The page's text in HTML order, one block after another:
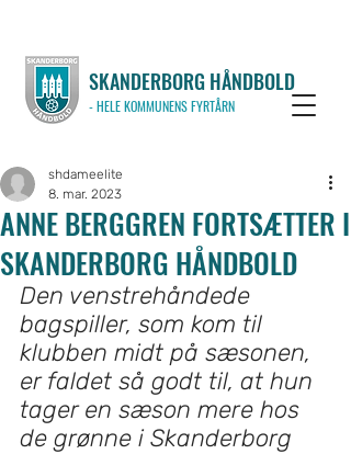
SKANDERBORG HÅNDBOLD
- HELE KOMMUNENS FYRTÅRN
ANNE BERGGREN FORTSÆTTER I
SKANDERBORG HÅNDBOLD
shdameelite
8. mar. 2023
Den venstrehåndede
bagspiller, som kom til
klubben midt på sæsonen,
er faldet så godt til, at hun
tager en sæson mere hos
de grønne i Skanderborg